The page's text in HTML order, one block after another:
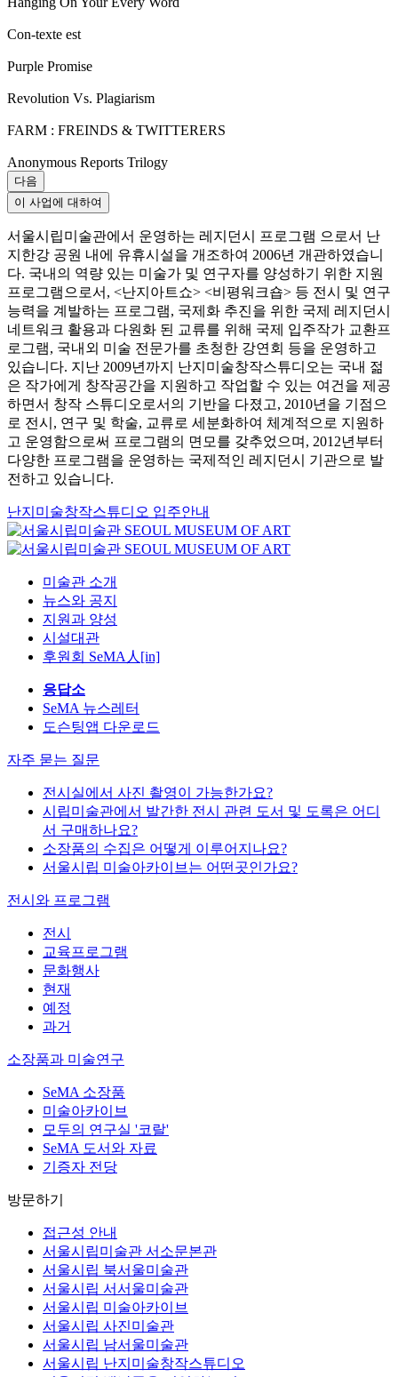
Con-texte est
Purple Promise
Revolution Vs. Plagiarism
FARM : FREINDS & TWITTERERS
Anonymous Reports Trilogy
다음
이 사업에 대하여
서울시립미술관에서 운영하는 레지던시 프로그램 으로서 난
지한강 공원 내에 유휴시설을 개조하여 2006년 개관하였습니
다. 국내의 역량 있는 미술가 및 연구자를 양성하기 위한 지원
프로그램으로서, <난지아트쇼> <비평워크숍> 등 전시 및 연구
능력을 계발하는 프로그램, 국제화 추진을 위한 국제 레지던시
네트워크 활용과 다원화 된 교류를 위해 국제 입주작가 교환프
로그램, 국내외 미술 전문가를 초청한 강연회 등을 운영하고
있습니다. 지난 2009년까지 난지미술창작스튜디오는 국내 젊
은 작가에게 창작공간을 지원하고 작업할 수 있는 여건을 제공
하면서 창작 스튜디오로서의 기반을 다졌고, 2010년을 기점으
로 전시, 연구 및 학술, 교류로 세분화하여 체계적으로 지원하
고 운영함으로써 프로그램의 면모를 갖추었으며, 2012년부터
다양한 프로그램을 운영하는 국제적인 레지던시 기관으로 발
전하고 있습니다.
난지미술창작스튜디오 입주안내
미술관 소개
뉴스와 공지
지원과 양성
시설대관
후원회 SeMA人[in]
응답소
SeMA 뉴스레터
도슨팅앱 다운로드
자주 묻는 질문
전시실에서 사진 촬영이 가능한가요?
시립미술관에서 발간한 전시 관련 도서 및 도록은 어디
서 구매하나요?
소장품의 수집은 어떻게 이루어지나요?
서울시립 미술아카이브는 어떤곳인가요?
전시와 프로그램
전시
교육프로그램
문화행사
현재
예정
과거
소장품과 미술연구
SeMA 소장품
미술아카이브
모두의 연구실 '코랄'
SeMA 도서와 자료
기증자 전당
방문하기
접근성 안내
서울시립미술관 서소문본관
서울시립 북서울미술관
서울시립 서서울미술관
서울시립 미술아카이브
서울시립 사진미술관
서울시립 남서울미술관
서울시립 난지미술창작스튜디오